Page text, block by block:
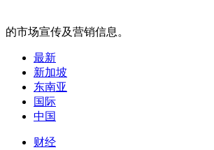
的市场宣传及营销信息。
最新
新加坡
东南亚
国际
中国
财经